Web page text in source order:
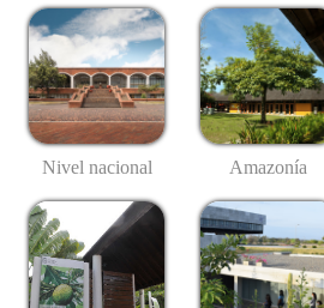
Nivel nacional Amazonía